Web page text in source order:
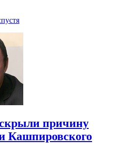
причину
Кашпировского